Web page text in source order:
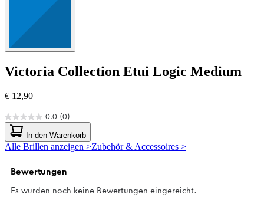
Victoria Collection Etui Logic Medium
€ 12,90
0.0 (0)
0.0
von
5
Sternen.
In den Warenkorb
Alle Brillen anzeigen >Zubehör & Accessoires >